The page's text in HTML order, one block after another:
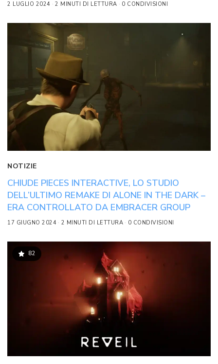
2 LUGLIO 2024 2 MINUTI DI LETTURA 0 CONDIVISIONI
NOTIZIE
CHIUDE PIECES INTERACTIVE, LO STUDIO
DELL’ULTIMO REMAKE DI ALONE IN THE DARK –
ERA CONTROLLATO DA EMBRACER GROUP
17 GIUGNO 2024 2 MINUTI DI LETTURA 0 CONDIVISIONI
82